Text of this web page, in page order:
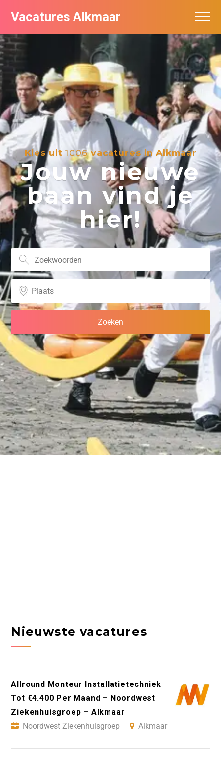
Vacatures Alkmaar
Kies uit1006vacatures in Alkmaar
Jouw nieuwe
baan vind je
hier!
Nieuwste vacatures
Allround Monteur Installatietechniek –
Tot €4.400 Per Maand – Noordwest
Ziekenhuisgroep – Alkmaar
Noordwest Ziekenhuisgroep
Alkmaar
Vacatures per bedrijf
Nieuwsbrief feed